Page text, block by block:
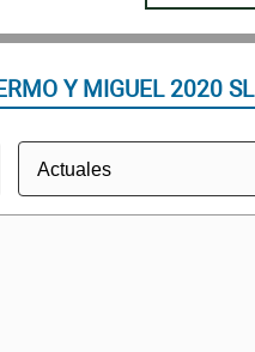
Y MIGUEL 2020 SL